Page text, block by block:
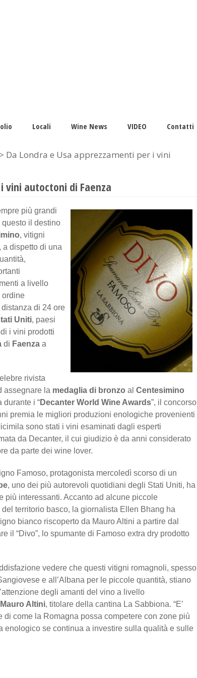
Locali Wine News VIDEO Contatti
> Da Londra e Usa apprezzamenti per i vini
vini autoctoni di Faenza
più grandi
questo il destino
, vitigni
a dispetto di una
a livello
ordine
di 24 ore
Uniti, paesi
i vini prodotti
di Faenzaa
rivista
assegnare la medaglia di bronzo alCentesimino
durante i “Decanter World Wine Awards”, il concorso
premia le migliori produzioni enologiche provenienti
sono stati i vini esaminati dagli esperti
da Decanter, il cui giudizio è da anni considerato
da parte dei wine lover.
Famoso, protagonista mercoledì scorso di un
, uno dei più autorevoli quotidiani degli Stati Uniti, ha
più interessanti. Accanto ad alcune piccole
territorio basco, la giornalista Ellen Bhang ha
bianco riscoperto da Mauro Altini a partire dal
il “Divo”, lo spumante di Famoso extra dry prodotto
vedere che questi vitigni romagnoli, spesso
e all’Albana per le piccole quantità, stiano
degli amanti del vino a livello
Mauro Altini, titolare della cantina La Sabbiona. “E’
di come la Romagna possa competere con zone più
enologico se continua a investire sulla qualità e sulle